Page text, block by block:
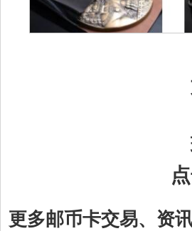
更多邮币卡交易、资